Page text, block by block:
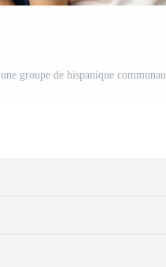
une groupe de hispanique